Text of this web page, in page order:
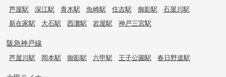
芦屋駅 深江駅 青木駅 魚崎駅 住吉駅 御影駅
石屋川駅
新在家駅
大石駅 西灘駅 岩屋駅 神戸三宮駅
阪急神戸線
芦屋川駅 岡本駅 御影駅 六甲駅 王子公園駅 春日野道駅